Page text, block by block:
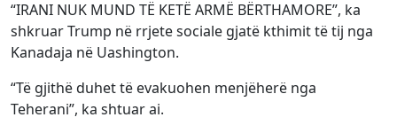
“IRANI NUK MUND TË KETË ARMË BËRTHAMORE”, ka
shkruar Trump në rrjete sociale gjatë kthimit të tij nga
Kanadaja në Uashington.
“Të gjithë duhet të evakuohen menjëherë nga
Teherani”, ka shtuar ai.